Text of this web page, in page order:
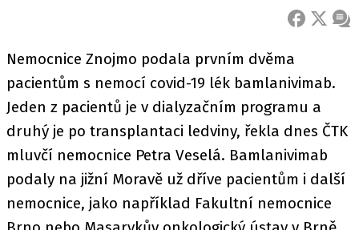
FACEBOOK
X
Nemocnice Znojmo podala prvním dvěma
pacientům s nemocí covid-19 lék bamlanivimab.
Jeden z pacientů je v dialyzačním programu a
druhý je po transplantaci ledviny, řekla dnes ČTK
mluvčí nemocnice Petra Veselá. Bamlanivimab
podaly na jižní Moravě už dříve pacientům i další
nemocnice, jako například Fakultní nemocnice